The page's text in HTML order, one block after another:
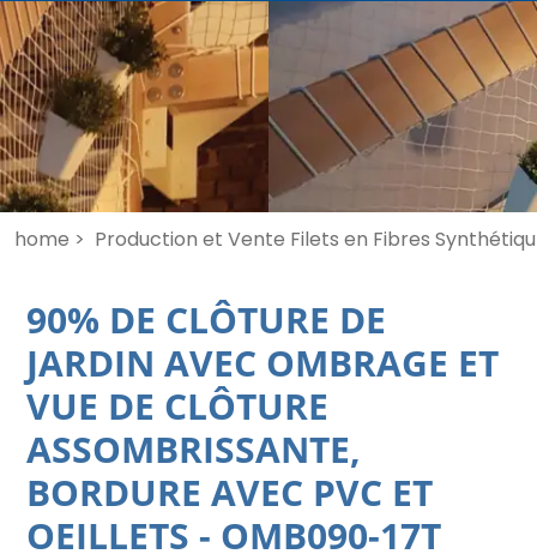
home > Production et Vente Filets en Fibres
90% DE CLÔTURE DE
JARDIN AVEC OMBRAGE ET
VUE DE CLÔTURE
ASSOMBRISSANTE,
BORDURE AVEC PVC ET
OEILLETS - OMB090-17T